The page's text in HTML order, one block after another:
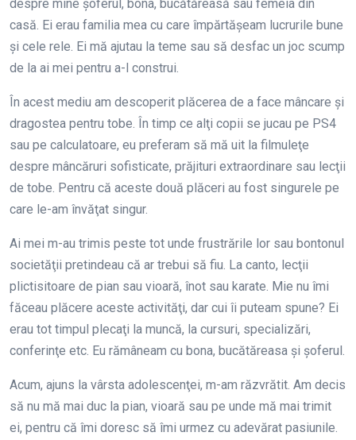
despre mine şoferul, bona, bucătăreasă sau femeia din
casă. Ei erau familia mea cu care împărtăşeam lucrurile bune
şi cele rele. Ei mă ajutau la teme sau să desfac un joc scump
de la ai mei pentru a-l construi.
În acest mediu am descoperit plăcerea de a face mâncare şi
dragostea pentru tobe. În timp ce alţi copii se jucau pe PS4
sau pe calculatoare, eu preferam să mă uit la filmuleţe
despre mâncăruri sofisticate, prăjituri extraordinare sau lecţii
de tobe. Pentru că aceste două plăceri au fost singurele pe
care le-am învăţat singur.
Ai mei m-au trimis peste tot unde frustrările lor sau bontonul
societăţii pretindeau că ar trebui să fiu. La canto, lecţii
plictisitoare de pian sau vioară, înot sau karate. Mie nu îmi
făceau plăcere aceste activităţi, dar cui îi puteam spune? Ei
erau tot timpul plecaţi la muncă, la cursuri, specializări,
conferinţe etc. Eu rămâneam cu bona, bucătăreasa şi şoferul.
Acum, ajuns la vârsta adolescenţei, m-am răzvrătit. Am decis
să nu mă mai duc la pian, vioară sau pe unde mă mai trimit
ei, pentru că îmi doresc să îmi urmez cu adevărat pasiunile.